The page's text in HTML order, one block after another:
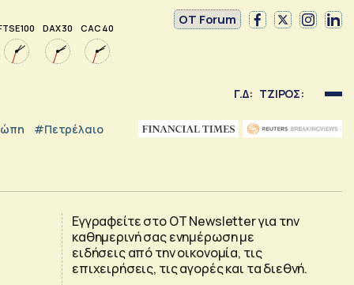
100 DAX 30 CAC 40
OT Forum
Γ.Δ: ΤΖΙΡΟΣ:
#Πετρέλαιο
Εγγραφείτε στο OT Newsletter για την
καθημερινή σας ενημέρωση με
ειδήσεις από την οικονομία, τις
επιχειρήσεις, τις αγορές και τα διεθνή.